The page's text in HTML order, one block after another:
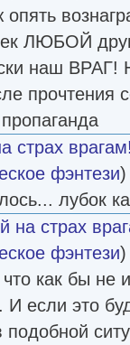
ЛЮБОЙ
наш ВРАГ!
прочтения
страх
фэнтези)
лубок
на страх
фэнтези)
как бы не
И если это